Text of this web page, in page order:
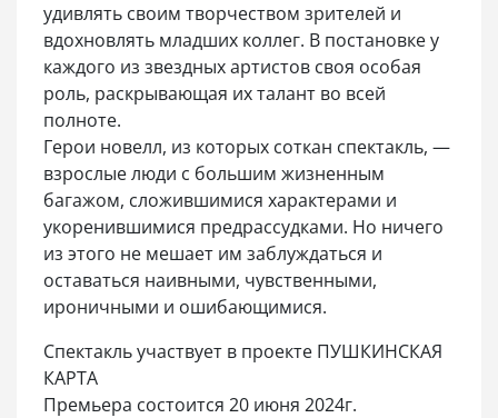
удивлять своим творчеством зрителей и
вдохновлять младших коллег. В постановке у
каждого из звездных артистов своя особая
роль, раскрывающая их талант во всей
полноте.
Герои новелл, из которых соткан спектакль, —
взрослые люди с большим жизненным
багажом, сложившимися характерами и
укоренившимися предрассудками. Но ничего
из этого не мешает им заблуждаться и
оставаться наивными, чувственными,
ироничными и ошибающимися.
Спектакль участвует в проекте ПУШКИНСКАЯ
КАРТА
Премьера состоится 20 июня 2024г.